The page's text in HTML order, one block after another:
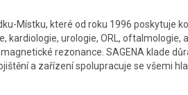
Místku, které od roku 1996
urologie, ORL,
rezonance. SAGENA klade
a zařízení spolupracuje se všemi